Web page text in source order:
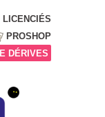
LICENCIÉS
PROSHOP
DÉRIVES